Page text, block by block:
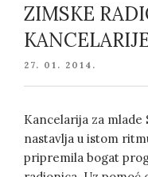
ZIMSKE
POSTED
27. 01. 2014.
Kancelarija za mlade
nastavlja u istom
pripremila bogat